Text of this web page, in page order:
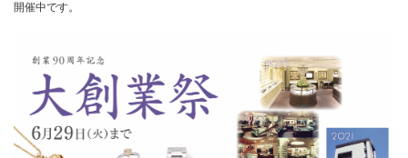
開催中です。